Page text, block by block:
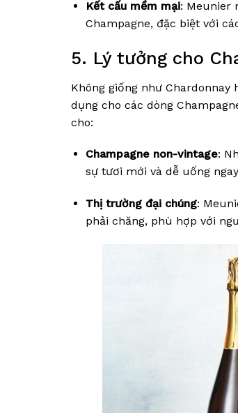
Kết cấu mềm mại: Meunier
Champagne, đặc biệt với
5. Lý tưởng cho
Không giống như Chardonnay
dụng cho các dòng
cho:
Champagne non-vintage:
sự tươi mới và dễ uống
Thị trường đại chúng:
phải chăng, phù hợp với